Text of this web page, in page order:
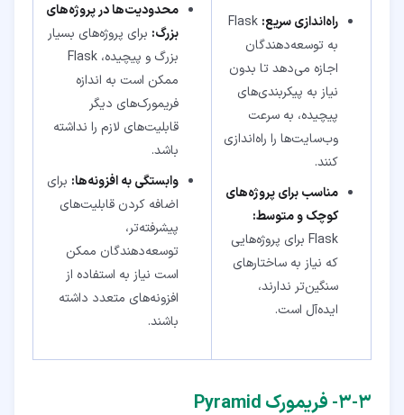
راه‌اندازی سریع: Flask
به توسعه‌دهندگان
اجازه می‌دهد تا بدون
نیاز به پیکربندی‌های
پیچیده، به سرعت
وب‌سایت‌ها را راه‌اندازی
کنند.
مناسب برای پروژه‌های
کوچک و متوسط:
Flask برای پروژه‌هایی
که نیاز به ساختارهای
سنگین‌تر ندارند،
ایده‌آل است.
محدودیت‌ها در پروژه‌های
بزرگ: برای پروژه‌های بسیار
بزرگ و پیچیده، Flask
ممکن است به اندازه
فریمورک‌های دیگر
قابلیت‌های لازم را نداشته
باشد.
وابستگی به افزونه‌ها: برای
اضافه کردن قابلیت‌های
پیشرفته‌تر،
توسعه‌دهندگان ممکن
است نیاز به استفاده از
افزونه‌های متعدد داشته
باشند.
۳‏-‏۳‏- فریمورک Pyramid